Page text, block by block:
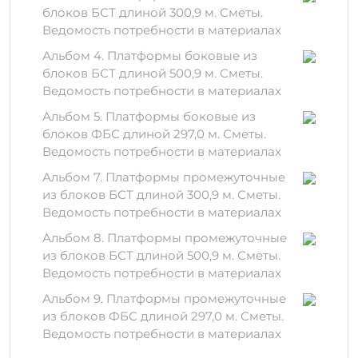
использования
Используя ОЛ 18-12 п, вы получаете:
Долговечность — срок службы изделия
превышает 50 лет.
Экономическую выгоду — снижение
затрат на обслуживание и ремонт.
Устойчивость к неблагоприятным
погодным условиям и химическим
воздействиям.
Материалы и технологии
Изделие изготавливается из
высококачественных бетонных смесей и
армированно стальной арматурой, что
обеспечивает его прочность и надежность.
Важно отметить, что при производстве
используются современные технологии,
которые гарантируют стабильные
блоков БСТ длиной 300,9 м. Сметы.
Ведомость потребности в материалах
Альбом 4. Платформы боковые из
блоков БСТ длиной 500,9 м. Сметы.
Ведомость потребности в материалах
Альбом 5. Платформы боковые из
блоков ФБС длиной 297,0 м. Сметы.
Ведомость потребности в материалах
Альбом 7. Платформы промежуточные
из блоков БСТ длиной 300,9 м. Сметы.
Ведомость потребности в материалах
Альбом 8. Платформы промежуточные
из блоков БСТ длиной 500,9 м. Сметы.
Ведомость потребности в материалах
Альбом 9. Платформы промежуточные
из блоков ФБС длиной 297,0 м. Сметы.
Ведомость потребности в материалах